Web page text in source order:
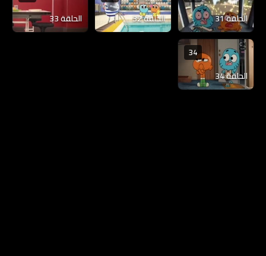
الحلقة 31 الحلقة 32 الحلقة 33
34
الحلقة 34